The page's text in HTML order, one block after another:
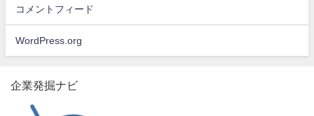
コメントフィード
WordPress.org
企業発掘ナビ